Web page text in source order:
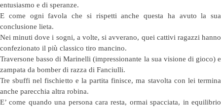
entusiasmo e di speranze.
E come ogni favola che si rispetti anche questa ha avuto la sua
conclusione lieta.
Nei minuti dove i sogni, a volte, si avverano, quei cattivi ragazzi hanno
confezionato il più classico tiro mancino.
Traversone basso di Marinelli (impressionante la sua visione di gioco) e
zampata da bomber di razza di Fanciulli.
Tre sbuffi nel fischietto e la partita finisce, ma stavolta con lei termina
anche parecchia altra robina.
E’ come quando una persona cara resta, ormai spacciata, in equilibrio